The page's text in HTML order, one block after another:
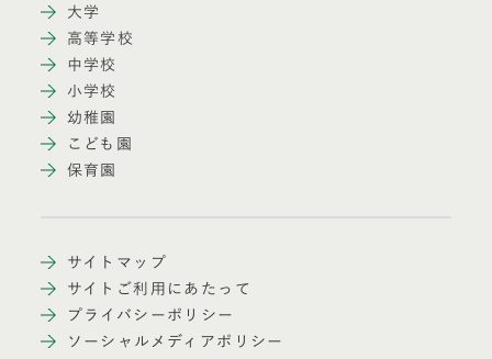
大学
高等学校
中学校
小学校
幼稚園
こども園
保育園
サイトマップ
サイトご利用にあたって
プライバシーポリシー
ソーシャルメディアポリシー